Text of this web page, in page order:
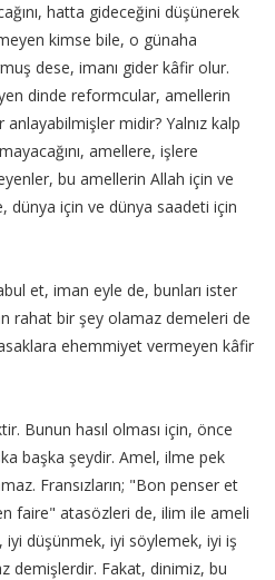
hatta gideceğini düşünerek
kimse bile, o günaha
dese, imanı gider kâfir olur.
dinde reformcular, amellerin
midir? Yalnız kalp
amellere, işlere
bu amellerin Allah için ve
dünya için ve dünya saadeti için
et, iman eyle de, bunları ister
rahat bir şey olamaz demeleri de
ehemmiyet vermeyen kâfir
Bunun hasıl olması için, önce
başka şeydir. Amel, ilme pek
Fransızların; "Bon penser et
faire" atasözleri de, ilim ile ameli
iyi düşünmek, iyi söylemek, iyi iş
demişlerdir. Fakat, dinimiz, bu